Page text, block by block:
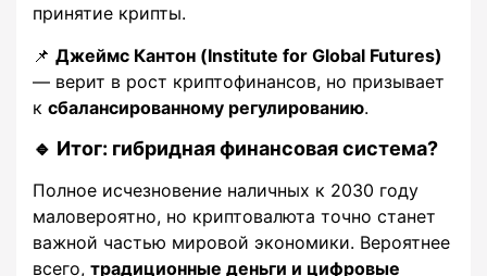
принятие крипты.
📌 Джеймс Кантон (Institute for Global Futures)
— верит в рост криптофинансов, но призывает
к сбалансированному регулированию.
🔹 Итог: гибридная финансовая система?
Полное исчезновение наличных к 2030 году
маловероятно, но криптовалюта точно станет
важной частью мировой экономики. Вероятнее
всего, традиционные деньги и цифровые